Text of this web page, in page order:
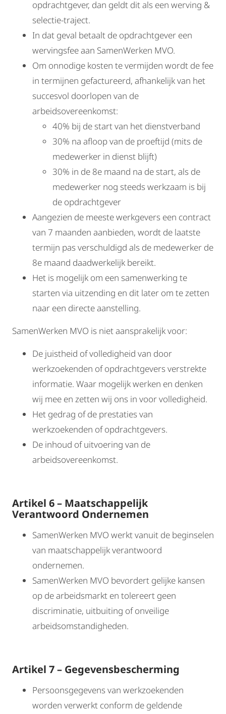
opdrachtgever, dan geldt dit als een werving &
selectie-traject.
In dat geval betaalt de opdrachtgever een
wervingsfee aan SamenWerken MVO.
Om onnodige kosten te vermijden wordt de fee
in termijnen gefactureerd, afhankelijk van het
succesvol doorlopen van de
arbeidsovereenkomst:
40% bij de start van het dienstverband
30% na afloop van de proeftijd (mits de
medewerker in dienst blijft)
30% in de 8e maand na de start, als de
medewerker nog steeds werkzaam is bij
de opdrachtgever
Aangezien de meeste werkgevers een contract
van 7 maanden aanbieden, wordt de laatste
termijn pas verschuldigd als de medewerker de
8e maand daadwerkelijk bereikt.
Het is mogelijk om een samenwerking te
starten via uitzending en dit later om te zetten
naar een directe aanstelling.
SamenWerken MVO is niet aansprakelijk voor:
De juistheid of volledigheid van door
werkzoekenden of opdrachtgevers verstrekte
informatie. Waar mogelijk werken en denken
wij mee en zetten wij ons in voor volledigheid.
Het gedrag of de prestaties van
werkzoekenden of opdrachtgevers.
De inhoud of uitvoering van de
arbeidsovereenkomst.
Artikel 6 – Maatschappelijk
Verantwoord Ondernemen
SamenWerken MVO werkt vanuit de beginselen
van maatschappelijk verantwoord
ondernemen.
SamenWerken MVO bevordert gelijke kansen
op de arbeidsmarkt en tolereert geen
discriminatie, uitbuiting of onveilige
arbeidsomstandigheden.
Artikel 7 – Gegevensbescherming
Persoonsgegevens van werkzoekenden
worden verwerkt conform de geldende